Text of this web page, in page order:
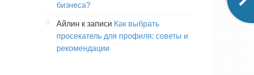
бизнеса?
Айлин к записи Как выбрать
просекатель для профиля: советы и
рекомендации